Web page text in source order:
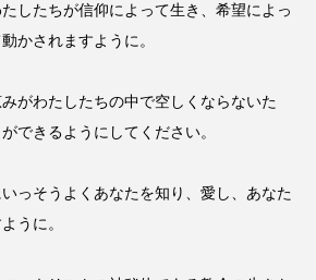
したちが信仰によって生き、希望によっ
かされますように。
がわたしたちの中で空しくならないた
できるようにしてください。
っそうよくあなたを知り、愛し、あなた
うに。